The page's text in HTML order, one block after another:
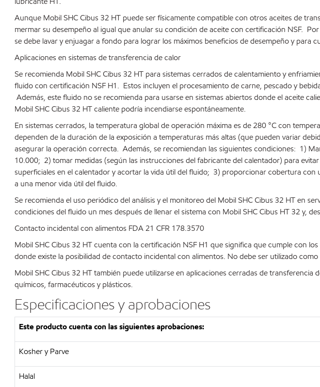
Aunque Mobil SHC Cibus 32 HT puede ser físicamente compatible con otros aceites de
mermar su desempeño al igual que anular su condición de aceite con certificación NSF.
se debe lavar y enjuagar a fondo para lograr los máximos beneficios de desempeño y para
Aplicaciones en sistemas de transferencia de calor
Se recomienda Mobil SHC Cibus 32 HT para sistemas cerrados de calentamiento y
fluido con certificación NSF H1. Estos incluyen el procesamiento de carne, pescado y
Además, este fluido no se recomienda para usarse en sistemas abiertos donde el aceite
Mobil SHC Cibus 32 HT caliente podría incendiarse espontáneamente.
En sistemas cerrados, la temperatura global de operación máxima es de 280 °C con
dependen de la duración de la exposición a temperaturas más altas (que pueden variar
asegurar la operación correcta. Además, se recomiendan las siguientes condiciones: 1)
10.000; 2) tomar medidas (según las instrucciones del fabricante del calentador) para
superficiales en el calentador y acortar la vida útil del fluido; 3) proporcionar cobertura
a una menor vida útil del fluido.
Se recomienda el uso periódico del análisis y el monitoreo del Mobil SHC Cibus 32 HT en
condiciones del fluido un mes después de llenar el sistema con Mobil SHC Cibus HT 32 y,
Contacto incidental con alimentos FDA 21 CFR 178.3570
Mobil SHC Cibus 32 HT cuenta con la certificación NSF H1 que significa que cumple con
donde existe la posibilidad de contacto incidental con alimentos. No debe ser utilizado
Mobil SHC Cibus 32 HT también puede utilizarse en aplicaciones cerradas de
químicos, farmacéuticos y plásticos.
Especificaciones y aprobaciones
Este producto cuenta con las siguientes aprobaciones:
Kosher y Parve
Halal